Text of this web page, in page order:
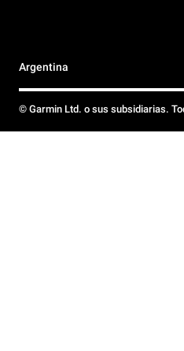
Argentina
© Garmin Ltd. o sus subsidiarias.